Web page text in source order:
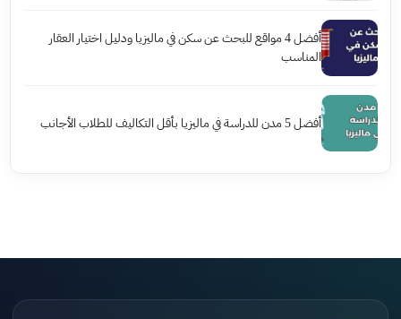
أفضل 4 مواقع للبحث عن سكن في ماليزيا ودليل اختيار العقار
المناسب
أفضل 5 مدن للدراسة في ماليزيا بأقل التكاليف للطلاب الأجانب